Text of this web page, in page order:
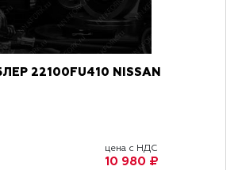
22100FU410 NISSAN
цена с НДС
10 980 ₽